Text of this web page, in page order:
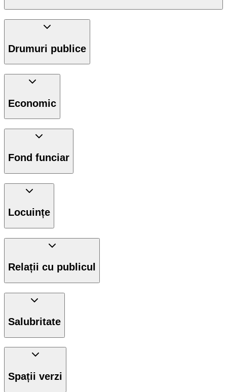
Drumuri publice
Economic
Fond funciar
Locuințe
Relații cu publicul
Salubritate
Spații verzi